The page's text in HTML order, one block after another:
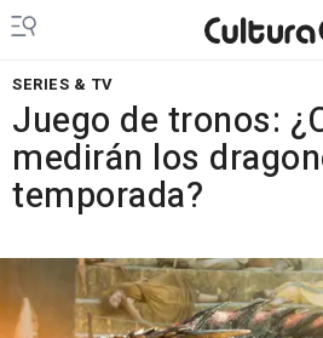
SERIES & TV
Juego de tronos:
medirán los
temporada?